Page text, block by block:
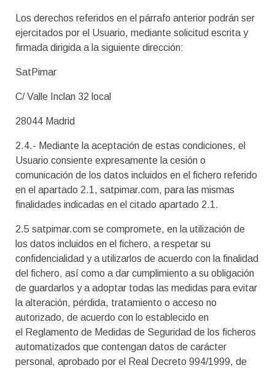
Los derechos referidos en el párrafo anterior podrán ser
ejercitados por el Usuario, mediante solicitud escrita y
firmada dirigida a la siguiente dirección:
SatPimar
C/ Valle Inclan 32 local
28044 Madrid
2.4.- Mediante la aceptación de estas condiciones, el
Usuario consiente expresamente la cesión o
comunicación de los datos incluidos en el fichero referido
en el apartado 2.1, satpimar.com, para las mismas
finalidades indicadas en el citado apartado 2.1.
2.5 satpimar.com se compromete, en la utilización de
los datos incluidos en el fichero, a respetar su
confidencialidad y a utilizarlos de acuerdo con la finalidad
del fichero, así como a dar cumplimiento a su obligación
de guardarlos y a adoptar todas las medidas para evitar
la alteración, pérdida, tratamiento o acceso no
autorizado, de acuerdo con lo establecido en
el Reglamento de Medidas de Seguridad de los ficheros
automatizados que contengan datos de carácter
personal, aprobado por el Real Decreto 994/1999, de